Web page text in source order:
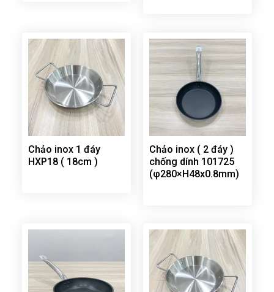
Chảo inox 1 đáy
HXP18 ( 18cm )
Chảo inox ( 2 đáy )
chống dính 101725
(φ280×H48x0.8mm)